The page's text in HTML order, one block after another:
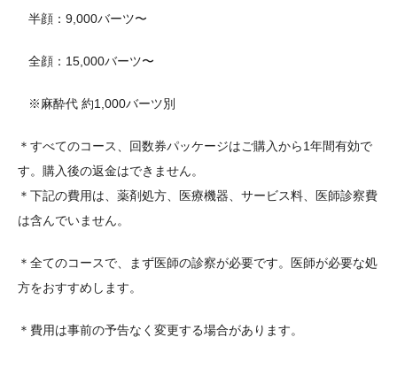
半顔：9,000バーツ〜
全顔：15,000バーツ〜
※麻酔代 約1,000バーツ別
＊すべてのコース、回数券パッケージはご購入から1年間有効で
す。購入後の返金はできません。
＊下記の費用は、薬剤処方、医療機器、サービス料、医師診察費
は含んでいません。
＊全てのコースで、まず医師の診察が必要です。医師が必要な処
方をおすすめします。
＊費用は事前の予告なく変更する場合があります。